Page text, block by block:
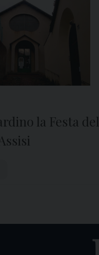
la Festa del